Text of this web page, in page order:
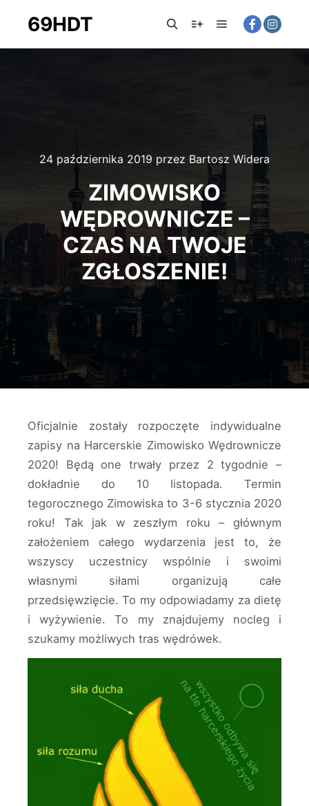
69HDT
24 października 2019 przez Bartosz Widera
ZIMOWISKO
WĘDROWNICZE –
CZAS NA TWOJE
ZGŁOSZENIE!
Oficjalnie zostały rozpoczęte indywidualne
zapisy na Harcerskie Zimowisko Wędrownicze
2020! Będą one trwały przez 2 tygodnie –
dokładnie do 10 listopada. Termin
tegorocznego Zimowiska to 3-6 stycznia 2020
roku! Tak jak w zeszłym roku – głównym
założeniem całego wydarzenia jest to, że
wszyscy uczestnicy wspólnie i swoimi
własnymi siłami organizują całe
przedsięwzięcie. To my odpowiadamy za dietę
i wyżywienie. To my znajdujemy nocleg i
szukamy możliwych tras wędrówek.